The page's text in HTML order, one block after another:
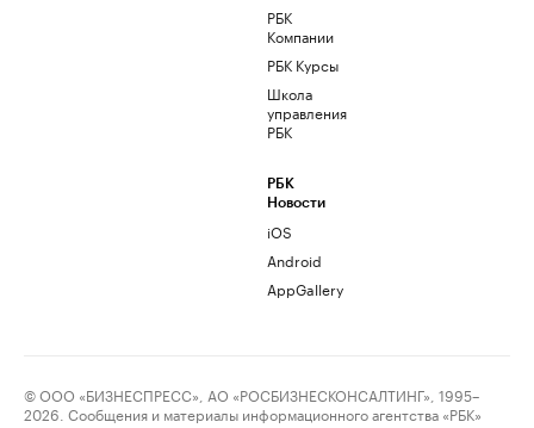
РБК
Компании
РБК Курсы
Школа
управления
РБК
РБК
Новости
iOS
Android
AppGallery
© ООО «БИЗНЕСПРЕСС», АО «РОСБИЗНЕСКОНСАЛТИНГ», 1995–
2026. Сообщения и материалы информационного агентства «РБК»